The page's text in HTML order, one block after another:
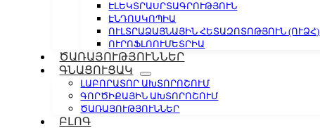
ԷԼԵԿՏՐԱՍՐՏԱԳՐՈՒԹՅՈՒՆ
ԷՆԴՈՍԿՈՊԻԱ
ՈՒԼՏՐԱՁԱՅՆԱՅԻՆ ՀԵՏԱԶՈՏՈԹՅՈՒՆ (ՈՒՁՀ)
ՈՒՐՈՖԼՈՈՒՄԵՏՐԻԱ
ԾԱՌԱՅՈՒԹՅՈՒՆՆԵՐ
ԳՆԱՑՈՒՑԱԿ
ԼԱԲՈՐԱՏՈՐ ԱԽՏՈՐՈՇՈՒՄ
ԳՈՐԾԻՔԱՅԻՆ ԱԽՏՈՐՈՇՈՒՄ
ԾԱՌԱՅՈՒԹՅՈՒՆՆԵՐ
ԲԼՈԳ